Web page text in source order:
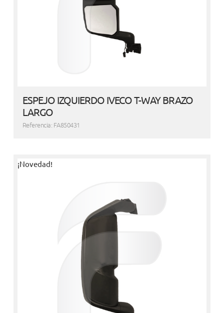
ESPEJO IZQUIERDO IVECO T-WAY BRAZO
LARGO
Referencia: FA850431
¡Novedad!